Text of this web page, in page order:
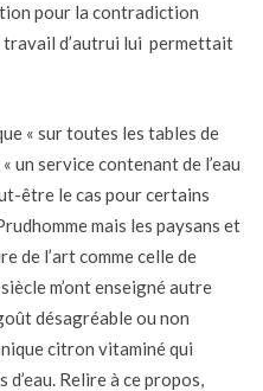
pour la contradiction
travail d’autrui lui permettait
« sur toutes les tables de
un service contenant de l’eau
être le cas pour certains
mais les paysans et
de l’art comme celle de
siècle m’ont enseigné autre
désagréable ou non
citron vitaminé qui
Relire à ce propos,